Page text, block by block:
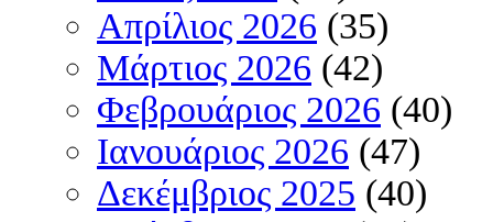
Απρίλιος 2026 (35)
Μάρτιος 2026 (42)
Φεβρουάριος 2026 (40)
Ιανουάριος 2026 (47)
Δεκέμβριος 2025 (40)